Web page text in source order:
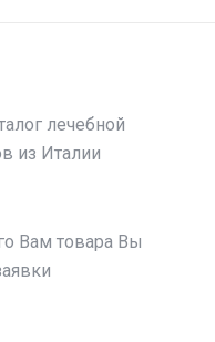
лечебной
из Италии
Вам товара Вы